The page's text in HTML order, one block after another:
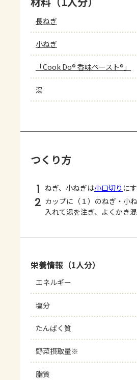
長ねぎ
小ねぎ
「Cook Do® 香味ペースト®」
湯
つくり方
1 ねぎ、小ねぎは小口切り に
2 カップに（１）のねぎ・小
入れて湯を注ぎ、よくかき混
栄養情報（1人分）
エネルギー
塩分
たんぱく質
野菜摂取量※
脂質